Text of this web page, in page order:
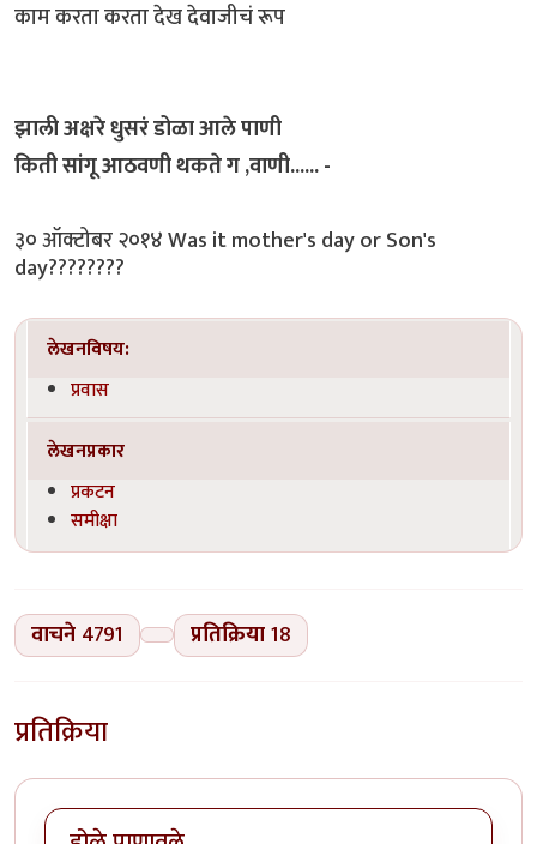
काम करता करता देख देवाजीचं रूप
झाली अक्षरे धुसरं डोळा आले पाणी
किती सांगू आठवणी थकते ग ,वाणी...... -
३० ऑक्टोबर २०१४ Was it mother's day or Son's
day????????
लेखनविषय:
प्रवास
लेखनप्रकार
प्रकटन
समीक्षा
वाचने 4791 प्रतिक्रिया18
प्रतिक्रिया